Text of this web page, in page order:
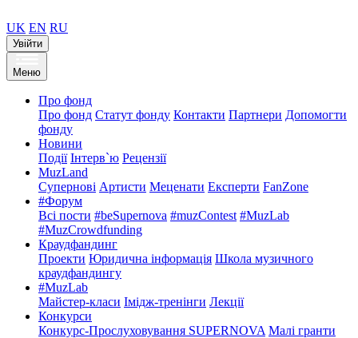
UK EN RU
Увійти
Меню
Про фонд
Про фонд Статут фонду Контакти Партнери Допомогти
фонду
Новини
Події Інтерв`ю Рецензії
MuzLand
Супернові Артисти Меценати Експерти FanZone
#Форум
Всі пости #beSupernova #muzContest #MuzLab
#MuzCrowdfunding
Краудфандинг
Проекти Юридична інформація Школа музичного
краудфандингу
#MuzLab
Майстер-класи Імідж-тренінги Лекції
Конкурси
Конкурс-Прослуховування SUPERNOVA Малі гранти